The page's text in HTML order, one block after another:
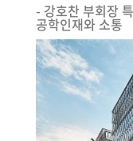
- 강호찬 부회장
공학인재와 소통